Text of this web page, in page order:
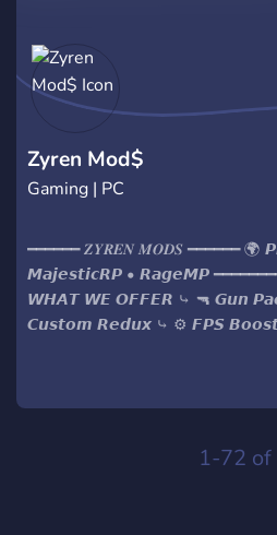
zu helfen und sicherzustellen, dass
hast. Community-Einbindung: Jeder
Vorschläge einbringen, um den
Community weiterzuentwickeln.
kannst du keine Vorteile erkaufen.
und Chancengleichheit. Was
Zyren Mod$
Gaming | PC
━━━━━━ 𝒁𝒀𝑹𝑬𝑵 𝑴𝑶𝑫𝑺 ━━━━━━ 🌍
𝙈𝙖𝙟𝙚𝙨𝙩𝙞𝙘𝙍𝙋 • 𝙍𝙖𝙜𝙚𝙈𝙋
𝙒𝙃𝘼𝙏 𝙒𝙀 𝙊𝙁𝙁𝙀𝙍 ⤷ 🔫 𝙂𝙪𝙣
𝘾𝙪𝙨𝙩𝙤𝙢 𝙍𝙚𝙙𝙪𝙭 ⤷ ⚙️ 𝙁𝙋𝙎 𝘽𝙤𝙤𝙨𝙩
📕 𝙋𝙧𝙤𝙜𝙧𝙖𝙢𝙨 & 𝙏𝙤𝙤𝙡𝙨 ⤷ 👻
1-72 of